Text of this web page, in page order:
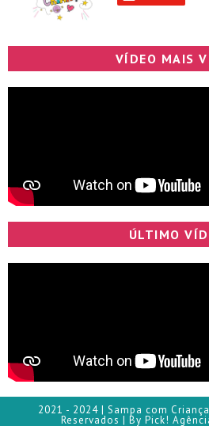
VÍDEO MAIS
ÚLTIMO
2021 - 2024 | Sampa com
Reservados | By Pick!